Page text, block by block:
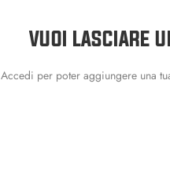
VUOI LASCIARE
Accedi per poter aggiungere una